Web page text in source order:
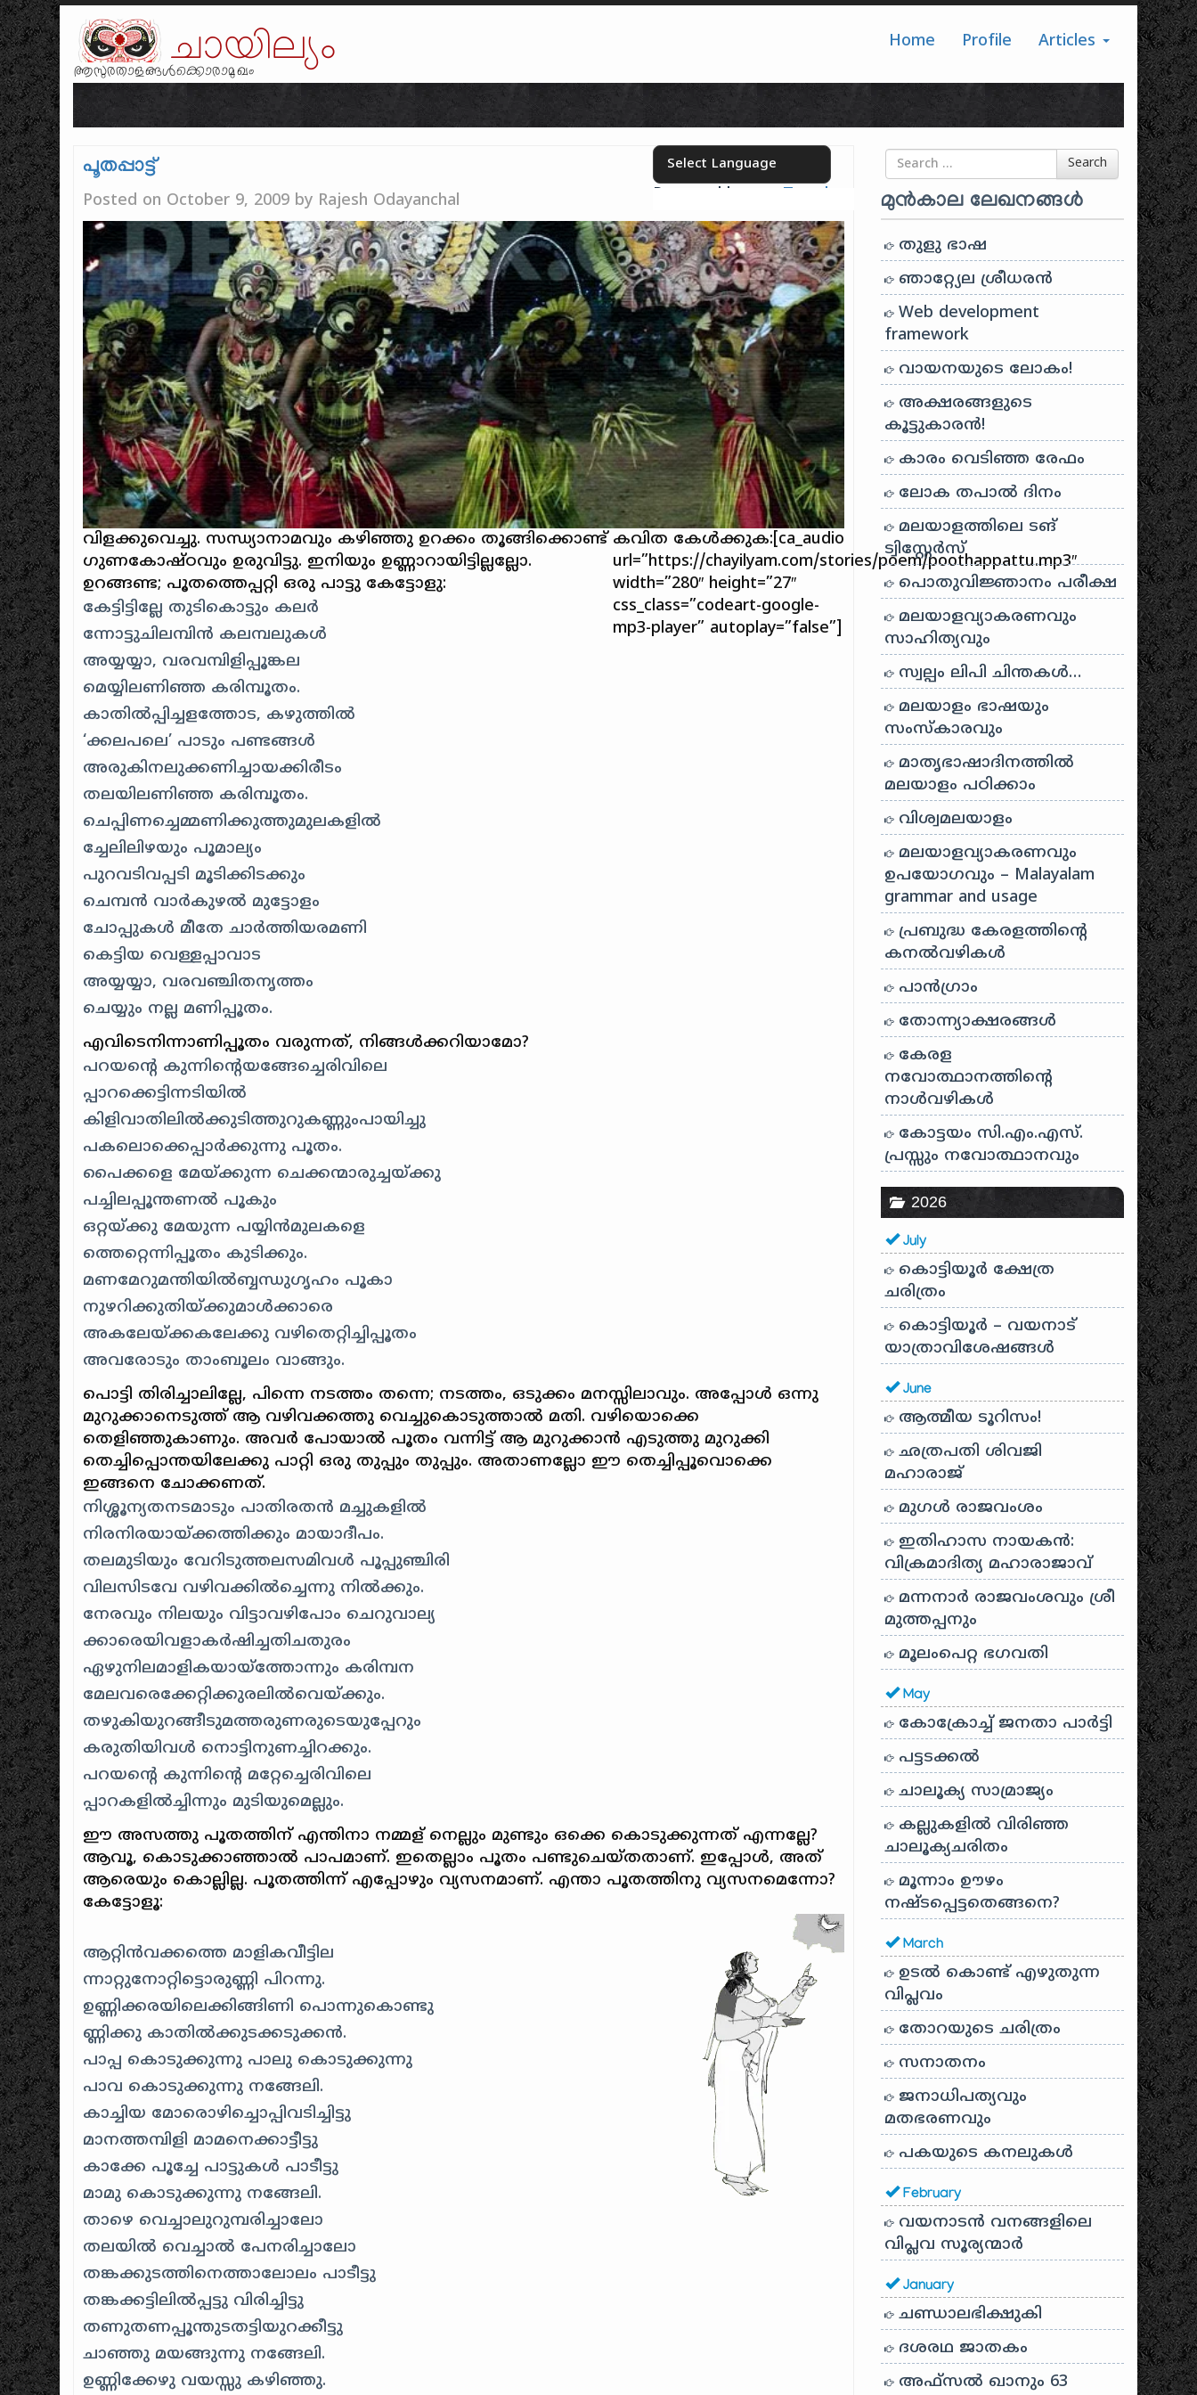
ചായില്യം
ആസുരതാളങ്ങൾക്കൊരാമുഖം
Home Profile Articles
Skip to content
Powered by Translate
പൂതപ്പാട്ട്‌
Posted on October 9, 2009 by Rajesh Odayanchal
കവിത കേൾക്കുക:[ca_audio
url=”https://chayilyam.com/stories/poem/poothappattu.mp3″
width=”280″ height=”27″
css_class=”codeart-google-
mp3-player” autoplay=”false”]
വിളക്കുവെച്ചു. സന്ധ്യാനാമവും കഴിഞ്ഞു ഉറക്കം തൂങ്ങിക്കൊണ്ട്‌
ഗുണകോഷ്ഠവും ഉരുവിട്ടു. ഇനിയും ഉണ്ണാറായിട്ടില്ലല്ലോ.
ഉറങ്ങണ്ട; പൂതത്തെപ്പറ്റി ഒരു പാട്ടു കേട്ടോളു:
കേട്ടിട്ടില്ലേ തുടികൊട്ടും കലർ
ന്നോട്ടുചിലമ്പിന്‍ കലമ്പലുകൾ
അയ്യയ്യാ, വരവമ്പിളിപ്പൂങ്കല
മെയ്യിലണിഞ്ഞ കരിമ്പൂതം.
കാതില്‍പ്പിച്ചളത്തോട, കഴുത്തിൽ
‘ക്കലപലെ’ പാടും പണ്ടങ്ങൾ
അരുകിനലുക്കണിച്ചായക്കിരീടം
തലയിലണിഞ്ഞ കരിമ്പൂതം.
ചെപ്പിണച്ചെമ്മണിക്കുത്തുമുലകളിൽ
ച്ചേലിലിഴയും പൂമാല്യം
പുറവടിവപ്പടി മൂടിക്കിടക്കും
ചെമ്പന്‍ വാര്‍കുഴല്‍ മുട്ടോളം
ചോപ്പുകള്‍ മീതേ ചാര്‍ത്തിയരമണി
കെട്ടിയ വെള്ളപ്പാവാട
അയ്യയ്യാ, വരവഞ്ചിതനൃത്തം
ചെയ്യും നല്ല മണിപ്പൂതം.
എവിടെനിന്നാണിപ്പൂതം വരുന്നത്‌, നിങ്ങള്‍ക്കറിയാമോ?
പറയന്റെ കുന്നിന്റെയങ്ങേച്ചെരിവിലെ
പ്പാറക്കെട്ടിന്നടിയിൽ
കിളിവാതിലില്‍ക്കുടിത്തുറുകണ്ണുംപായിച്ചു
പകലൊക്കെപ്പാര്‍ക്കുന്നു പൂതം.
പൈക്കളെ മേയ്ക്കുന്ന ചെക്കന്മാരുച്ചയ്ക്കു
പച്ചിലപ്പൂന്തണല്‍ പൂകും
ഒറ്റയ്ക്കു മേയുന്ന പയ്യിന്‍മുലകളെ
ത്തെറ്റെന്നിപ്പൂതം കുടിക്കും.
മണമേറുമന്തിയില്‍ബ്ബന്ധുഗൃഹം പൂകാ
നുഴറിക്കുതിയ്ക്കുമാള്‍ക്കാരെ
അകലേയ്ക്കകലേക്കു വഴിതെറ്റിച്ചിപ്പൂതം
അവരോടും താംബൂലം വാങ്ങും.
പൊട്ടി തിരിച്ചാലില്ലേ, പിന്നെ നടത്തം തന്നെ; നടത്തം, ഒടുക്കം മനസ്സിലാവും. അപ്പോള്‍ ഒന്നു
മുറുക്കാനെടുത്ത്‌ ആ വഴിവക്കത്തു വെച്ചുകൊടുത്താല്‍ മതി. വഴിയൊക്കെ
തെളിഞ്ഞുകാണും. അവര്‍ പോയാല്‍ പൂതം വന്നിട്ട്‌ ആ മുറുക്കാന്‍ എടുത്തു മുറുക്കി
തെച്ചിപ്പൊന്തയിലേക്കു പാറ്റി ഒരു തുപ്പും തുപ്പും. അതാണല്ലോ ഈ തെച്ചിപ്പൂവൊക്കെ
ഇങ്ങനെ ചോക്കണത്‌.
നിശ്ശൂന്യതനടമാടും പാതിരതന്‍ മച്ചുകളിൽ
നിരനിരയായ്ക്കത്തിക്കും മായാദീപം.
തലമുടിയും വേറിടുത്തലസമിവള്‍ പൂപ്പുഞ്ചിരി
വിലസിടവേ വഴിവക്കില്‍ച്ചെന്നു നില്‍ക്കും.
നേരവും നിലയും വിട്ടാവഴിപോം ചെറുവാല്യ
ക്കാരെയിവളാകര്‍ഷിച്ചതിചതുരം
ഏഴുനിലമാളികയായ്ത്തോന്നും കരിമ്പന
മേലവരെക്കേറ്റിക്കുരലില്‍വെയ്ക്കും.
തഴുകിയുറങ്ങീടുമത്തരുണരുടെയുപ്പേറും
കരുതിയിവള്‍ നൊട്ടിനുണച്ചിറക്കും.
പറയന്റെ കുന്നിന്റെ മറ്റേച്ചെരിവിലെ
പ്പാറകളില്‍ച്ചിന്നും മുടിയുമെല്ലും.
ഈ അസത്തു പൂതത്തിന്‌ എന്തിനാ നമ്മള്‌ നെല്ലും മുണ്ടും ഒക്കെ കൊടുക്കുന്നത്‌ എന്നല്ലേ?
ആവൂ, കൊടുക്കാഞ്ഞാല്‍ പാപമാണ്‌. ഇതെല്ലാം പൂതം പണ്ടുചെയ്തതാണ്‌. ഇപ്പോള്‍, അത്‌
ആരെയും കൊല്ലില്ല. പൂതത്തിന്ന്‌ എപ്പോഴും വ്യസനമാണ്‌. എന്താ പൂതത്തിനു വ്യസനമെന്നോ?
കേട്ടോളൂ:
ആറ്റിന്‍വക്കത്തെ മാളികവീട്ടില
ന്നാറ്റുനോറ്റിട്ടൊരുണ്ണി പിറന്നു.
ഉണ്ണിക്കരയിലെക്കിങ്ങിണി പൊന്നുകൊണ്ടു
ണ്ണിക്കു കാതില്‍ക്കുടക്കടുക്കന്‍.
പാപ്പ കൊടുക്കുന്നു പാലു കൊടുക്കുന്നു
പാവ കൊടുക്കുന്നു നങ്ങേലി.
കാച്ചിയ മോരൊഴിച്ചൊപ്പിവടിച്ചിട്ടു
മാനത്തമ്പിളി മാമനെക്കാട്ടീട്ടു
കാക്കേ പൂച്ചേ പാട്ടുകള്‍ പാടീട്ടു
മാമു കൊടുക്കുന്നു നങ്ങേലി.
താഴെ വെച്ചാലുറുമ്പരിച്ചാലോ
തലയില്‍ വെച്ചാല്‍ പേനരിച്ചാലോ
തങ്കക്കുടത്തിനെത്താലോലം പാടീട്ടു
തങ്കക്കട്ടിലില്‍പ്പട്ടു വിരിച്ചിട്ടു
തണുതണപ്പൂന്തുടതട്ടിയുറക്കീട്ടു
ചാഞ്ഞു മയങ്ങുന്നു നങ്ങേലി.
ഉണ്ണിക്കേഴു വയസ്സു കഴിഞ്ഞു.
Search for Search
മുൻകാല ലേഖനങ്ങൾ
തുളു ഭാഷ
ഞാറ്റ്യേല ശ്രീധരൻ
Web development
framework
വായനയുടെ ലോകം!
അക്ഷരങ്ങളുടെ
കൂട്ടുകാരൻ!
കാരം വെടിഞ്ഞ രേഫം
ലോക തപാൽ ദിനം
മലയാളത്തിലെ ടങ്
ട്വിസ്റ്റേർസ്
പൊതുവിജ്ഞാനം പരീക്ഷ
മലയാളവ്യാകരണവും
സാഹിത്യവും
സ്വല്പം ലിപി ചിന്തകൾ…
മലയാളം ഭാഷയും
സംസ്കാരവും
മാതൃഭാഷാദിനത്തിൽ
മലയാളം പഠിക്കാം
വിശ്വമലയാളം
മലയാളവ്യാകരണവും
ഉപയോഗവും – Malayalam
grammar and usage
പ്രബുദ്ധ കേരളത്തിന്റെ
കനൽവഴികൾ
പാന്‍ഗ്രാം
തോന്ന്യാക്ഷരങ്ങള്‍
കേരള
നവോത്ഥാനത്തിന്റെ
നാൾവഴികൾ
കോട്ടയം സി.എം.എസ്.
പ്രസ്സും നവോത്ഥാനവും
2026
July
കൊട്ടിയൂർ ക്ഷേത്ര
ചരിത്രം
കൊട്ടിയൂർ – വയനാട്
യാത്രാവിശേഷങ്ങൾ
June
ആത്മീയ ടൂറിസം!
ഛത്രപതി ശിവജി
മഹാരാജ്
മുഗൾ രാജവംശം
ഇതിഹാസ നായകൻ:
വിക്രമാദിത്യ മഹാരാജാവ്
മന്നനാർ രാജവംശവും ശ്രീ
മുത്തപ്പനും
മൂലംപെറ്റ ഭഗവതി
May
കോക്രോച്ച് ജനതാ പാർട്ടി
പട്ടടക്കൽ
ചാലൂക്യ സാമ്രാജ്യം
കല്ലുകളിൽ വിരിഞ്ഞ
ചാലൂക്യചരിതം
മൂന്നാം ഊഴം
നഷ്ടപ്പെട്ടതെങ്ങനെ?
March
ഉടൽ കൊണ്ട് എഴുതുന്ന
വിപ്ലവം
തോറയുടെ ചരിത്രം
സനാതനം
ജനാധിപത്യവും
മതഭരണവും
പകയുടെ കനലുകൾ
February
വയനാടൻ വനങ്ങളിലെ
വിപ്ലവ സൂര്യന്മാർ
January
ചണ്ഡാലഭിക്ഷുകി
ദശരഥ ജാതകം
അഫ്സൽ ഖാനും 63